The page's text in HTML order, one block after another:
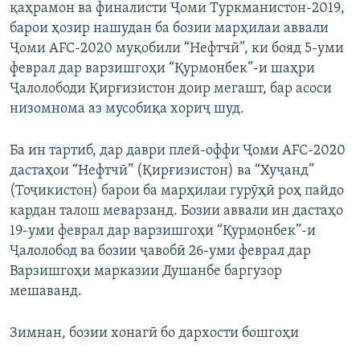
қаҳрамон ва финалисти Ҷоми Туркманистон-2019,
барои ҳозир нашудан ба бозии марҳилаи аввали
Ҷоми AFC-2020 муқобили “Нефтчӣ”, ки бояд 5-уми
феврал дар варзишгоҳи “Қурмонбек”-и шаҳри
Ҷалолободи Қирғизистон доир мегашт, бар асоси
низомнома аз мусобиқа хориҷ шуд.
Ба ин тартиб, дар даври плей-оффи Ҷоми AFC-2020
дастаҳои “Нефтчӣ” (Қирғизистон) ва “Хуҷанд”
(Тоҷикистон) барои ба марҳилаи гурӯҳӣ роҳ пайдо
кардан талош меварзанд. Бозии аввали ин дастаҳо
19-уми феврал дар варзишгоҳи “Қурмонбек”-и
Ҷалолобод ва бозии ҷавобӣ 26-уми феврал дар
Варзишгоҳи марказии Душанбе баргузор
мешаванд.
Зимнан, бозии хонагӣ бо дархости бошгоҳи